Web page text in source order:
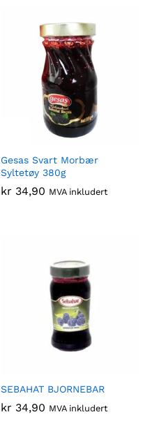
Gesas Svart Morbær
Syltetøy 380g
kr 34,90 MVA inkludert
SEBAHAT BJORNEBAR
kr 34,90 MVA inkludert